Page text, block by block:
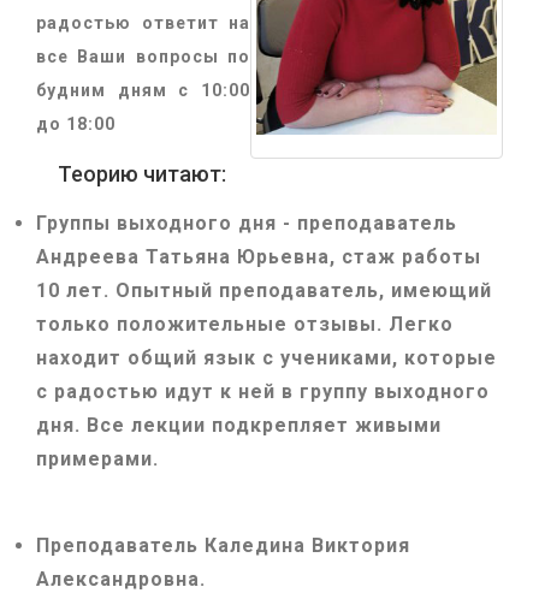
радостью ответит на
все Ваши вопросы по
будним дням с 10:00
до 18:00
Теорию читают:
Группы выходного дня - преподаватель
Андреева Татьяна Юрьевна, стаж работы
10 лет. Опытный преподаватель, имеющий
только положительные отзывы. Легко
находит общий язык с учениками, которые
с радостью идут к ней в группу выходного
дня. Все лекции подкрепляет живыми
примерами.
Преподаватель Каледина Виктория
Александровна.